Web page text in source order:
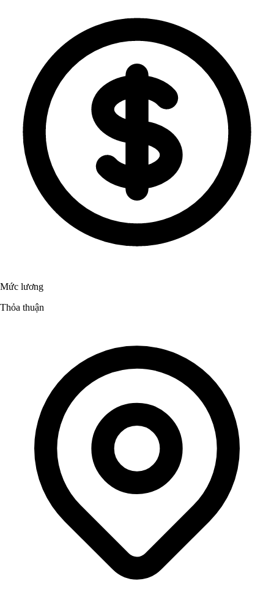
Mức lương
Thỏa thuận